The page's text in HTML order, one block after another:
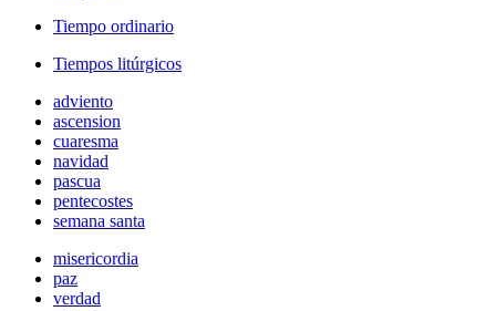
Tiempo ordinario
Tiempos litúrgicos
adviento
ascension
cuaresma
navidad
pascua
pentecostes
semana santa
misericordia
paz
verdad